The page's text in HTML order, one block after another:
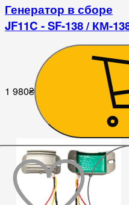
Генератор в сборе
JF11C - SF-138 / КМ-
1 980₴